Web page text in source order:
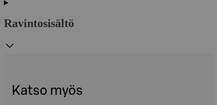
Ravintosisältö
Katso myös